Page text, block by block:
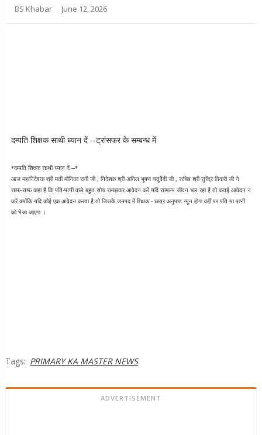
BS Khabar June 12, 2026
दम्पति शिक्षक साथी ध्यान दें --ट्रांसफर के सम्बन्ध में
*दम्पति शिक्षक साथी ध्यान दें --*
आज महानिदेशक श्री मती मोनिका रानी जी , निदेशक श्री अनिल भूषण चतुर्वेदी जी , सचिव श्री सुरेंद्र तिवारी जी ने
साफ-साफ कहा है कि पति-पत्नी वाले बहुत सोच समझकर आवेदन करें यदि सामान्य जीवन चल रहा है तो कतई आवेदन न
करें क्योंकि यदि कोई एक आवेदन करता है तो जिसके जनपद में शिक्षक - छात्र अनुपात न्यून होगा वहीं पर पति या पत्नी
को भेजा जाएगा ।
Tags: PRIMARY KA MASTER NEWS
ADVERTISEMENT